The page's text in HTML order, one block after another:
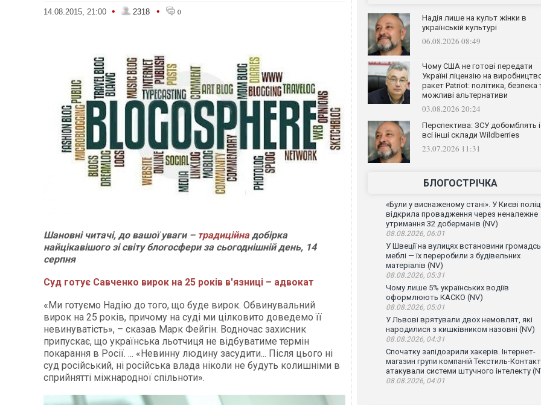
14.08.2015, 21:00 • 2318 • 0
Шановні читачі, до вашої уваги – традиційнадобірка
найцікавішого зі світу блогосфери за сьогоднішній день, 14
серпня
Суд готує Савченко вирок на 25 років в'язниці – адвокат
«Ми готуємо Надію до того, що буде вирок. Обвинувальний
вирок на 25 років, причому на суді ми цілковито доведемо її
невинуватість», – сказав Марк Фейгін. Водночас захисник
припускає, що українська льотчиця не відбуватиме термін
покарання в Росії. ... «Невинну людину засудити... Після цього ні
суд російський, ні російська влада ніколи не будуть колишніми в
сприйнятті міжнародної спільноти».
Надія лише на культ жінки в
українській культурі
06.08.2026 08:49
Чому США не готові передати
Україні ліцензію на
ракет Patriot: політика, безпека
можливі альтернативи
03.08.2026 20:24
Перспектива: ЗСУ добомблять і
всі інші склади Wildberries
23.07.2026 11:31
БЛОГОСТРІЧКА
«Були у виснаженому стані». У Києві
відкрила провадження через неналежне
утримання 32 доберманів (NV)
08.08.2026, 06:01
У Швеції на вулицях встановини
меблі — їх переробили з будівельних
матеріалів (NV)
08.08.2026, 05:31
Чому лише 5% українських водіїв
оформлюють КАСКО (NV)
08.08.2026, 05:01
У Львові врятували двох немовлят, які
народилися з кишківником назовні (NV)
08.08.2026, 04:31
Спочатку запідозрили хакерів. Інтернет-
магазин групи компаній Текстиль-Контакт
атакували системи штучного інтелекту
08.08.2026, 04:01